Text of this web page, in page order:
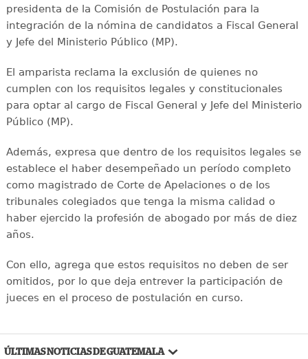
presidenta de la Comisión de Postulación para la
integración de la nómina de candidatos a Fiscal General
y Jefe del Ministerio Público (MP).
El amparista reclama la exclusión de quienes no
cumplen con los requisitos legales y constitucionales
para optar al cargo de Fiscal General y Jefe del Ministerio
Público (MP).
Además, expresa que dentro de los requisitos legales se
establece el haber desempeñado un período completo
como magistrado de Corte de Apelaciones o de los
tribunales colegiados que tenga la misma calidad o
haber ejercido la profesión de abogado por más de diez
años.
Con ello, agrega que estos requisitos no deben de ser
omitidos, por lo que deja entrever la participación de
jueces en el proceso de postulación en curso.
ÚLTIMAS NOTICIAS DE GUATEMALA